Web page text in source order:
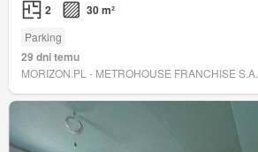
2 30 m²
Parking
29 dni temu
MORIZON.PL - METROHOUSE FRANCHISE S.A.